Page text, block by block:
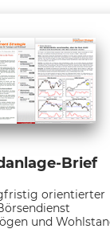
Brief
orientierter
und